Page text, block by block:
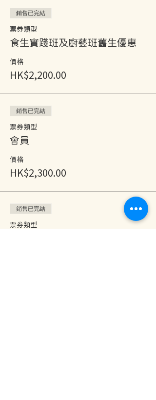
銷售已完結
票券類型
食生實踐班及廚藝班舊生優惠
價格
HK$2,200.00
銷售已完結
票券類型
會員
價格
HK$2,300.00
銷售已完結
票券類型